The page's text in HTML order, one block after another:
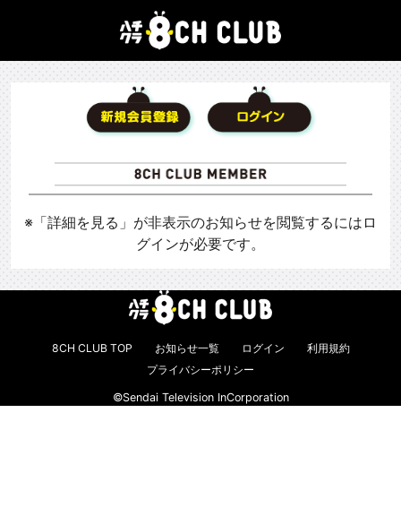
※「詳細を見る」が非表示のお知らせを閲覧するにはロ
グインが必要です。
8CH CLUB TOP お知らせ一覧 ログイン
利用規約
プライバシーポリシー
©Sendai Television InCorporation